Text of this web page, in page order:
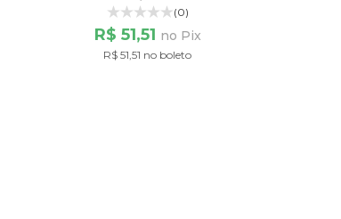
(0)
R$ 51,51 no Pix
R$ 51,51 no boleto